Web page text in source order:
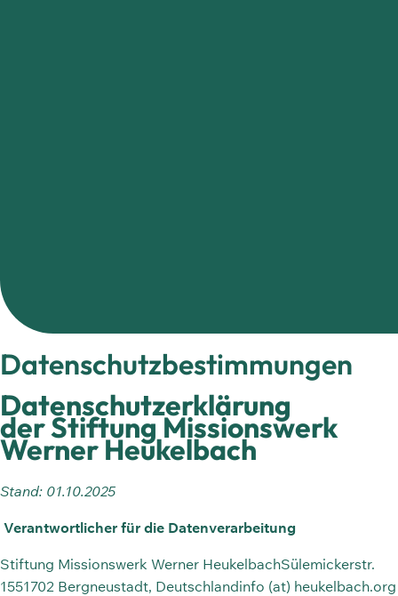
Datenschutzbestimmungen
Datenschutzerklärung
derStiftung Missionswerk
Werner Heukelbach
Stand: 01.10.2025
Verantwortlicher für die Datenverarbeitung
Stiftung Missionswerk Werner HeukelbachSülemickerstr.
1551702 Bergneustadt, Deutschlandinfo (at) heukelbach.org